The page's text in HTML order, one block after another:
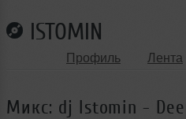
ISTOMIN
Профиль Лента
Микс: dj Istomin -